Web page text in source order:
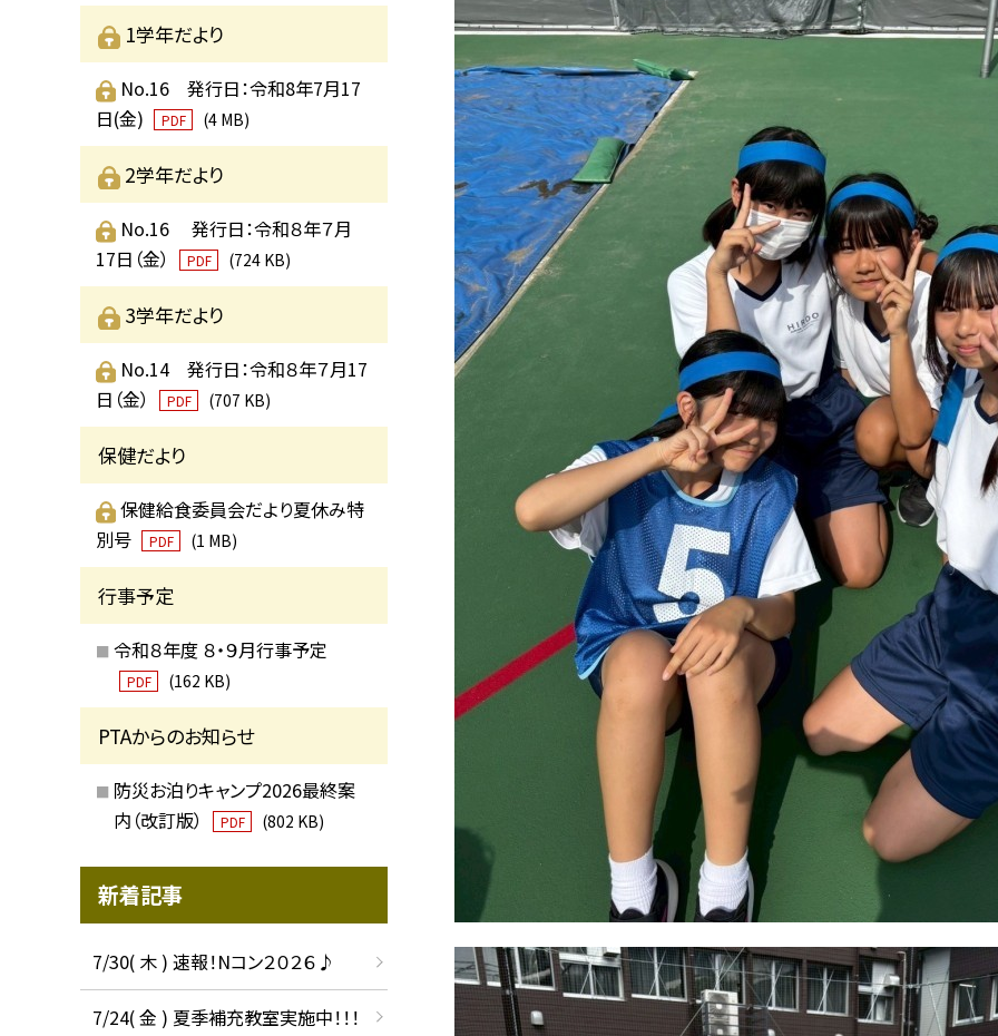
1学年だより
No.16 発行日：令和8年7月17
日(金)
PDF (4 MB)
2学年だより
No.16 発行日：令和８年７月
17日（金）
PDF (724 KB)
3学年だより
No.14 発行日：令和８年７月17
日（金）
PDF (707 KB)
保健だより
保健給食委員会だより夏休み特
別号
PDF (1 MB)
行事予定
令和８年度 ８・９月行事予定
PDF (162 KB)
PTAからのお知らせ
防災お泊りキャンプ2026最終案
内（改訂版）
PDF (802 KB)
新着記事
7/30( 木 ) 速報！Nコン２０２６♪
7/24( 金 ) 夏季補充教室実施中！！！